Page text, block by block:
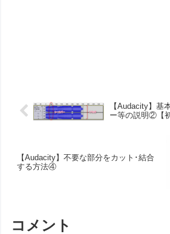
【Audacity】基
ー等の説明②【
【Audacity】不要な部分をカット･結合
する方法④
コメント